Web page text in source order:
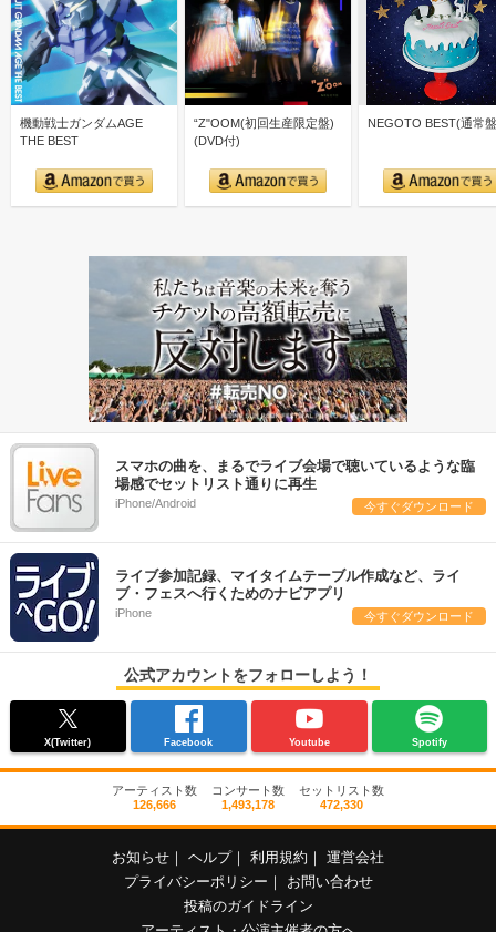
機動戦士ガンダムAGE
THE BEST
“Z"OOM(初回生産限定盤)
(DVD付)
NEGOTO BEST(通常
スマホの曲を、まるでライブ会場で聴いているような臨
場感でセットリスト通りに再生
iPhone/Android 今すぐダウンロード
ライブ参加記録、マイタイムテーブル作成など、ライ
ブ・フェスへ行くためのナビアプリ
iPhone 今すぐダウンロード
公式アカウントをフォローしよう！
X(Twitter) Facebook Youtube Spotify
アーティスト数
126,666
コンサート数
1,493,178
セットリスト数
472,330
お知らせ ヘルプ 利用規約
運営会社
プライバシーポリシー
お問い合わせ
投稿のガイドライン